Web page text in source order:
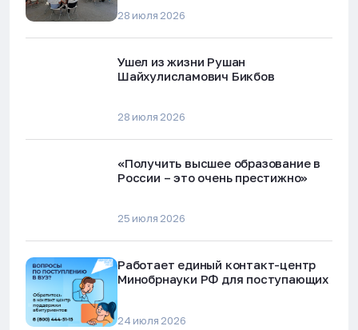
28 июля 2026
Ушел из жизни Рушан
Шайхулисламович Бикбов
28 июля 2026
«Получить высшее образование в
России – это очень престижно»
25 июля 2026
Работает единый контакт-центр
Минобрнауки РФ для поступающих
24 июля 2026